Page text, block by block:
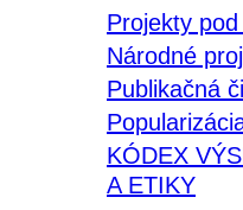
Projekty
Národné
Publikačná
KÓDEX
A ETIKY